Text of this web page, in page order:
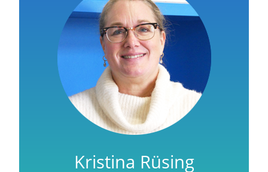
Kristina Rüsing